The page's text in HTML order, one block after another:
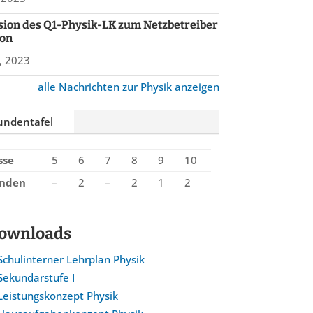
des Q1-Physik-LK zum Netzbetreiber
2023
alle Nachrichten zur Physik anzeigen
5 6 7 8 9
10
– 2 – 2 1 2
Lehrplan Physik
I
Physik